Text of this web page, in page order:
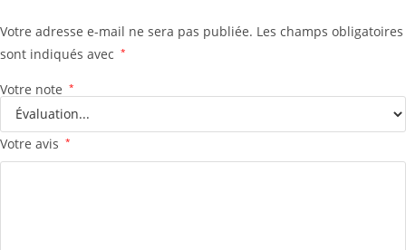
Votre adresse e-mail ne sera pas publiée. Les champs obligatoires
sont indiqués avec *
Votre note *
Votre avis *